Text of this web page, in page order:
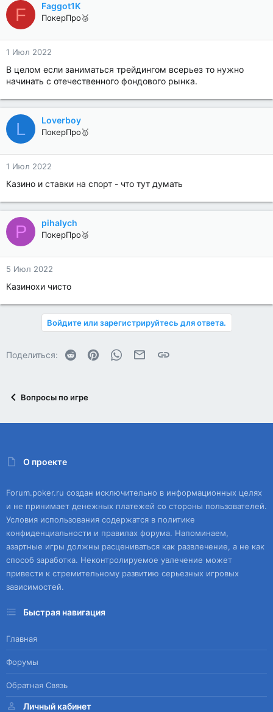
F Faggot1K
ПокерПро🥈
1 Июл 2022
В целом если заниматься трейдингом всерьез то нужно
начинать с отечественного фондового рынка.
L Loverboy
ПокерПро🥇
1 Июл 2022
Казино и ставки на спорт - что тут думать
P pihalych
ПокерПро🥈
5 Июл 2022
Казинохи чисто
Войдите или зарегистрируйтесь для ответа.
Поделиться: Reddit PinterestWhatsAppЭлектронная почта
Ссылка
Вопросы по игре
О проекте
Forum.poker.ru создан исключительно в информационных целях
и не принимает денежных платежей со стороны пользователей.
Условия использования содержатся в политике
конфиденциальности и правилах форума. Напоминаем,
азартные игры должны расцениваться как развлечение, а не как
способ заработка. Неконтролируемое увлечение может
привести к стремительному развитию серьезных игровых
зависимостей.
Быстрая навигация
Главная
Форумы
Обратная Связь
Личный кабинет